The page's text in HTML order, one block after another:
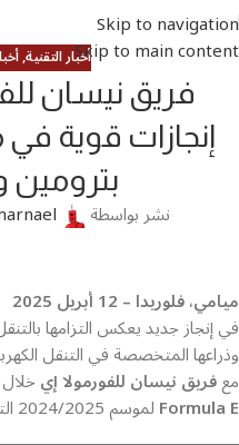
Skip to navigation
Skip to main contentأخبار التقنية,
فريق نيسان
إنجازات قوية
بترومين
نشر بواسطة
ميامي، فلوريدا – 12 أبريل 2025
في إنجاز جديد يعكس التزامها
وذراعها المتخصصة في التنقل
معفريق نيسان للفورمولا إي
Formula Eلموسم 2024/2025 التي أُقيمت في ميامي.